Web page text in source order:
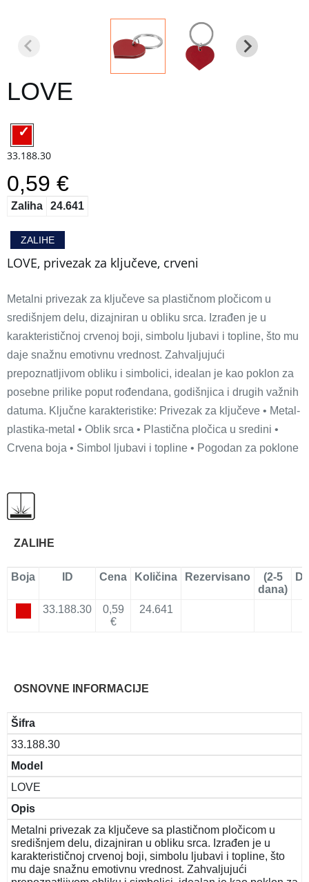
LOVE
33.188.30
0,59 €
Zaliha 24.641
ZALIHE
LOVE, privezak za ključeve, crveni
Metalni privezak za ključeve sa plastičnom pločicom u
središnjem delu, dizajniran u obliku srca. Izrađen je u
karakterističnoj crvenoj boji, simbolu ljubavi i topline, što mu
daje snažnu emotivnu vrednost. Zahvaljujući
prepoznatljivom obliku i simbolici, idealan je kao poklon za
posebne prilike poput rođendana, godišnjica i drugih važnih
datuma. Ključne karakteristike: Privezak za ključeve • Metal-
plastika-metal • Oblik srca • Plastična pločica u sredini •
Crvena boja • Simbol ljubavi i topline • Pogodan za poklone
ZALIHE
Boja ID Cena Količina Rezervisano
(2-5
dana)
33.188.30
0,59
€
24.641
OSNOVNE INFORMACIJE
Šifra
33.188.30
Model
LOVE
Opis
Metalni privezak za ključeve sa plastičnom pločicom u
središnjem delu, dizajniran u obliku srca. Izrađen je u
karakterističnoj crvenoj boji, simbolu ljubavi i topline, što
mu daje snažnu emotivnu vrednost. Zahvaljujući